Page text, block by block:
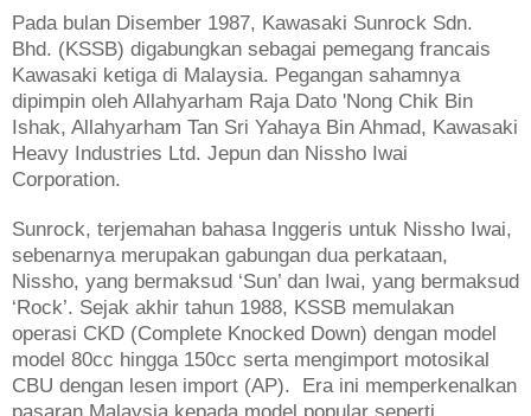
Pada bulan Disember 1987, Kawasaki Sunrock Sdn.
Bhd. (KSSB) digabungkan sebagai pemegang francais
Kawasaki ketiga di Malaysia. Pegangan sahamnya
dipimpin oleh Allahyarham Raja Dato 'Nong Chik Bin
Ishak, Allahyarham Tan Sri Yahaya Bin Ahmad, Kawasaki
Heavy Industries Ltd. Jepun dan Nissho Iwai
Corporation.
Sunrock, terjemahan bahasa Inggeris untuk Nissho Iwai,
sebenarnya merupakan gabungan dua perkataan,
Nissho, yang bermaksud ‘Sun’ dan Iwai, yang bermaksud
‘Rock’. Sejak akhir tahun 1988, KSSB memulakan
operasi CKD (Complete Knocked Down) dengan model
model 80cc hingga 150cc serta mengimport motosikal
CBU dengan lesen import (AP). Era ini memperkenalkan